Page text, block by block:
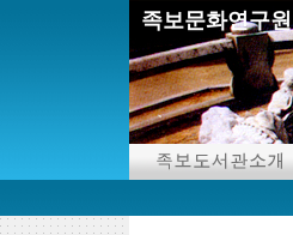
족보문화연구원